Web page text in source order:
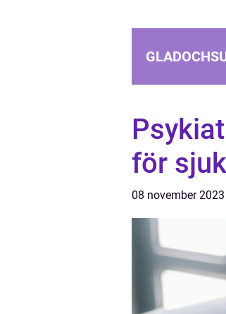
för
08 november 2023